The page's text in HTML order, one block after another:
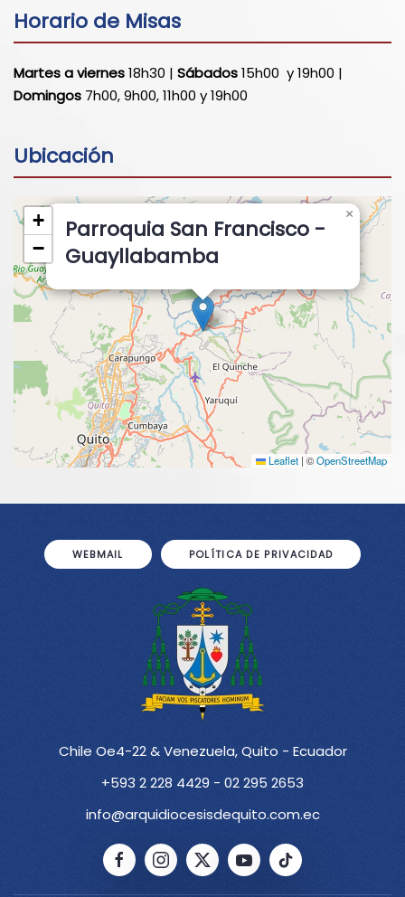
Horario de Misas
Martes a viernes18h30 | Sábados15h00 y 19h00 |
Domingos 7h00, 9h00, 11h00 y 19h00
Ubicación
Parroquia San Francisco -
Guayllabamba
×
+
−
Leaflet | ©OpenStreetMap
WEBMAIL POLÍTICA DE PRIVACIDAD
Chile Oe4-22 & Venezuela, Quito - Ecuador
+593 2 228 4429 - 02 295 2653
info@arquidiocesisdequito.com.ec